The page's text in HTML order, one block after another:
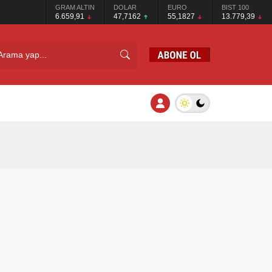
GRAM ALTIN
6.659,91
DOLAR
47,7162
EURO
55,1827
BIST 100
13.779,39